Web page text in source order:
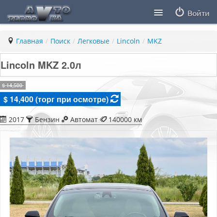
Войти
Статьи
ПДД ПМР
Заметки
Главная / Поиск / Легковые / Lincoln / MKZ
Lincoln MKZ 2.0л
$ 14,500
$ 14,400 (торг при осмотре)
2017 Бензин Автомат 140000 км